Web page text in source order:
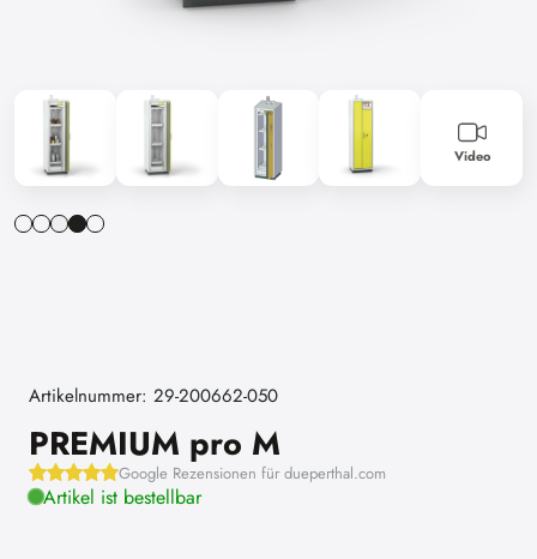
Video
Artikelnummer: 29-200662-050
PREMIUM pro M
Google Rezensionen für dueperthal.com
Artikel ist bestellbar